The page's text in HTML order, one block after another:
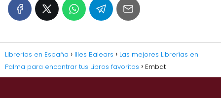
Librerias en España Illes Balears
Las mejores Librerías en
Palma para encontrar tus Libros favoritos
Embat